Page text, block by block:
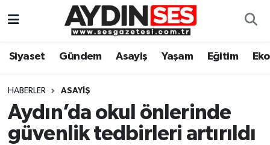
Siyaset Gündem Asayiş Yaşam Eğitim
HABERLER ASAYIŞ
Aydın’da okul önlerinde
güvenlik tedbirleri artırıldı
Gündem
Siyaset
Ekonomi
Aydın Hava Durumu
Aydin Namaz Vakitleri
Aydın Trafik Yoğunluk Haritası